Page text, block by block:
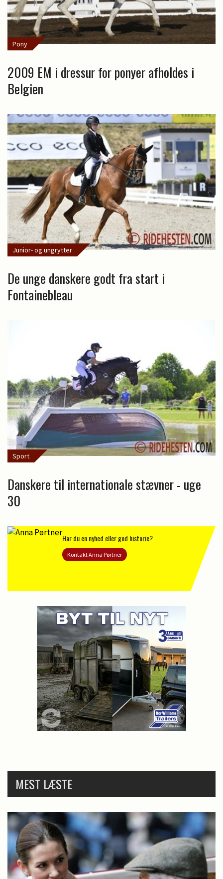
Pony
2009 EM i dressur for ponyer afholdes i
Belgien
Junior- og ungrytter
De unge danskere godt fra start i
Fontainebleau
Sport
Danskere til internationale stævner - uge
30
Har du en nyhed eller god historie?
Kontakt Anna Pørtner
MEST LÆSTE